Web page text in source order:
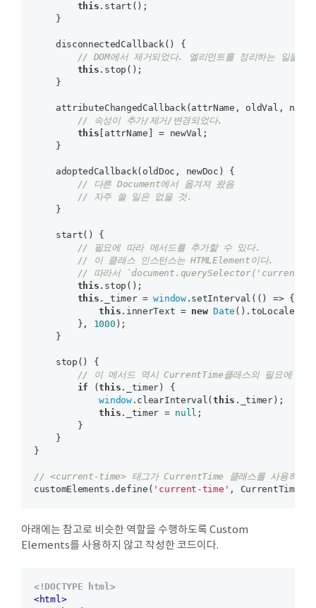
this .start();
    }
    disconnectedCallback() {
// DOM에서 제거되었다. 엘리먼트를 정리하는 일을
this .stop();
    }
attributeChangedCallback(attrName, oldVal,
// 속성이 추가/제거/변경되었다.
this [attrName] = newVal;
    }
    adoptedCallback(oldDoc, newDoc) {
// 다른 Document에서 옮겨져 왔음
// 자주 쓸 일은 없을 것.
    }
    start() {
// 필요에 따라 메서드를 추가할 수 있다.
// 이 클래스 인스턴스는 HTMLElement이다.
// 따라서 `document.querySelector('current-
this .stop();
this ._timer = window.setInterval(() => {
this .innerText = new Date
        },
1000 );
    }
    stop() {
// 이 메서드 역시 CurrentTime클래스의 필요에 의
if (this ._timer) {
window.clearInterval(this ._timer);
this ._timer = null ;
        }
    }
}
// <current-time> 태그가 CurrentTime 클래스를 사용하도
customElements.define( 'current-time'
아래에는 참고로 비슷한 역할을 수행하도록 Custom
Elements를 사용하지 않고 작성한 코드이다.
<!DOCTYPE html>
<html>